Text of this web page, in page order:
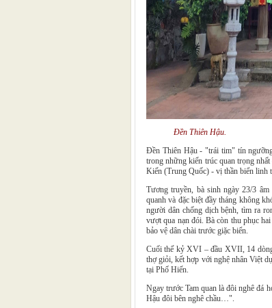
Đền Thiên Hậu.
Đền Thiên Hậu - "trái tim" tín
trong những kiến trúc quan trọng
Kiến (Trung Quốc) - vị thần biển linh
Tương truyền, bà sinh ngày 23/3
quanh và đặc biệt đầy tháng không
người dân chống dịch bệnh, tìm ra
vượt qua nạn đói. Bà còn thu phục
bảo vệ dân chài trước giặc biển.
Cuối thế kỷ XVI – đầu XVII, 14
thợ giỏi, kết hợp với nghệ nhân Việt
tại Phố Hiến.
Ngay trước Tam quan là đôi nghê đá
Hậu đôi bên nghê chầu…".